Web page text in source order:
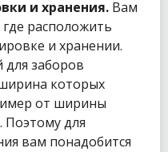
и хранения. Вам
расположить
и хранении.
заборов
которых
от ширины
Поэтому для
вам понадобится